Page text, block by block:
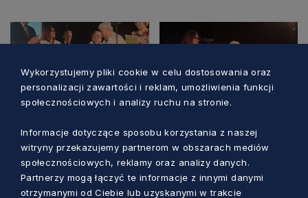
Wykorzystujemy pliki cookie w celu dostosowania oraz
personalizacji zawartości i reklam, umożliwienia funkcji
społecznościowych i analizy ruchu na stronie.
Informacje dotyczące sposobu korzystania z naszej
witryny przekazujemy partnerom w obszarach mediów
społecznościowych, reklamy oraz analizy danych.
Partnerzy mogą łączyć te informacje z innymi danymi
otrzymanymi od Ciebie lub uzyskanymi w trakcie